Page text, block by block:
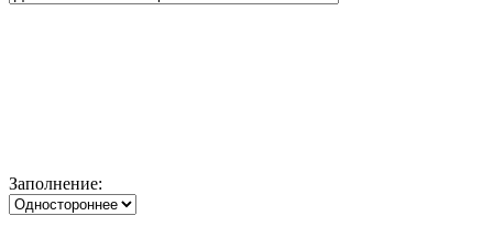
Заполнение: